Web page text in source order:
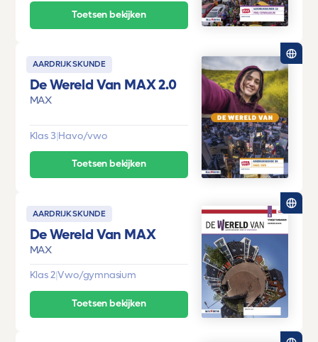
Toetsen bekijken
AARDRIJKSKUNDE
De Wereld Van MAX 2.0
MAX
Klas 3|Havo/vwo
Toetsen bekijken
AARDRIJKSKUNDE
De Wereld Van MAX
MAX
Klas 2|Vwo/gymnasium
Toetsen bekijken